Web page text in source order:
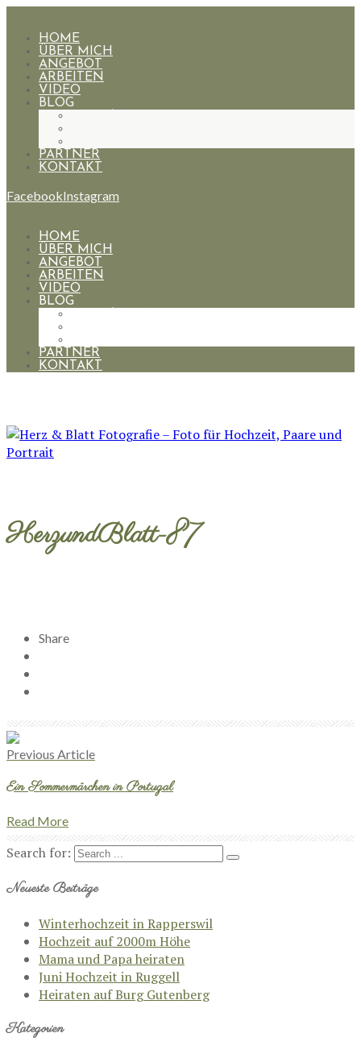
HOME
ÜBER MICH
ANGEBOT
ARBEITEN
VIDEO
BLOG
PARTNER
KONTAKT
FacebookInstagram
HOME
ÜBER MICH
ANGEBOT
ARBEITEN
VIDEO
BLOG
PARTNER
KONTAKT
HerzundBlatt-87
Share
Previous Article
Ein Sommermärchen in Portugal
Read More
Search for:
Neueste Beiträge
Winterhochzeit in Rapperswil
Hochzeit auf 2000m Höhe
Mama und Papa heiraten
Juni Hochzeit in Ruggell
Heiraten auf Burg Gutenberg
Kategorien